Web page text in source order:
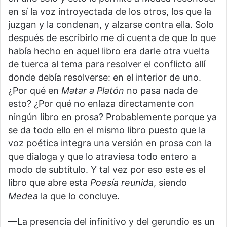
en sí la voz introyectada de los otros, los que la
juzgan y la condenan, y alzarse contra ella. Solo
después de escribirlo me di cuenta de que lo que
había hecho en aquel libro era darle otra vuelta
de tuerca al tema para resolver el conflicto allí
donde debía resolverse: en el interior de uno.
¿Por qué en Matar a Platón no pasa nada de
esto? ¿Por qué no enlaza directamente con
ningún libro en prosa? Probablemente porque ya
se da todo ello en el mismo libro puesto que la
voz poética integra una versión en prosa con la
que dialoga y que lo atraviesa todo entero a
modo de subtítulo. Y tal vez por eso este es el
libro que abre esta Poesía reunida, siendo
Medea la que lo concluye.
—La presencia del infinitivo y del gerundio es un